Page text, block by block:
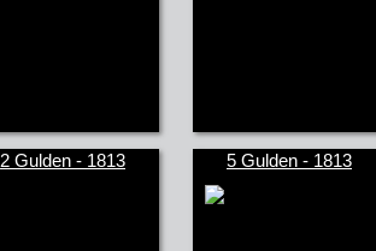
2 Gulden - 1813 5 Gulden - 1813